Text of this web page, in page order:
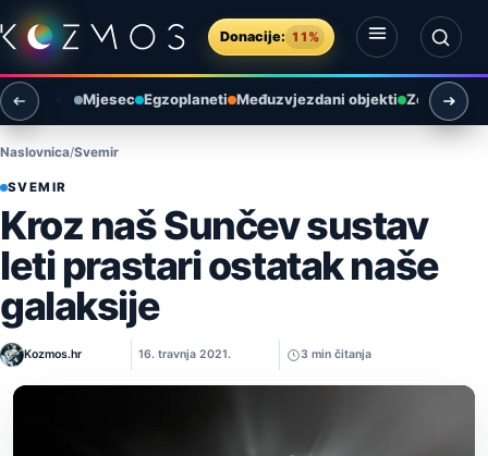
Preskoči na sadržaj
Donacije: 11%
Otvori izbornik
Otvori pretragu
Mjesec Egzoplaneti Međuzvjezdani objekti Zemlja i
Naslovnica Svemir
SVEMIR
Kroz naš Sunčev sustav
leti prastari ostatak naše
galaksije
Kozmos.hr 16. travnja 2021. 3 min čitanja